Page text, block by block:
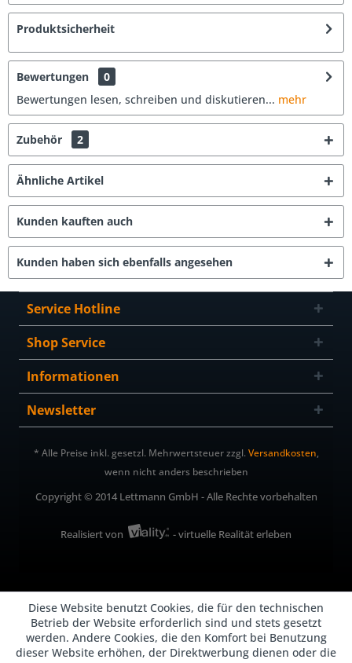
Produktsicherheit
Bewertungen
0
Bewertungen lesen, schreiben und diskutieren... mehr
Zubehör 2
Ähnliche Artikel
Kunden kauften auch
Kunden haben sich ebenfalls angesehen
Service Hotline
Shop Service
Informationen
Newsletter
* Alle Preise inkl. gesetzl. Mehrwertsteuer zzgl.Versandkosten,
wenn nicht anders beschrieben
Copyright © 2014 Lettmann GmbH - Alle Rechte vorbehalten
Realisiert von - virtuelle Realität erleben
Diese Website benutzt Cookies, die für den technischen
Betrieb der Website erforderlich sind und stets gesetzt
werden. Andere Cookies, die den Komfort bei Benutzung
dieser Website erhöhen, der Direktwerbung dienen oder die